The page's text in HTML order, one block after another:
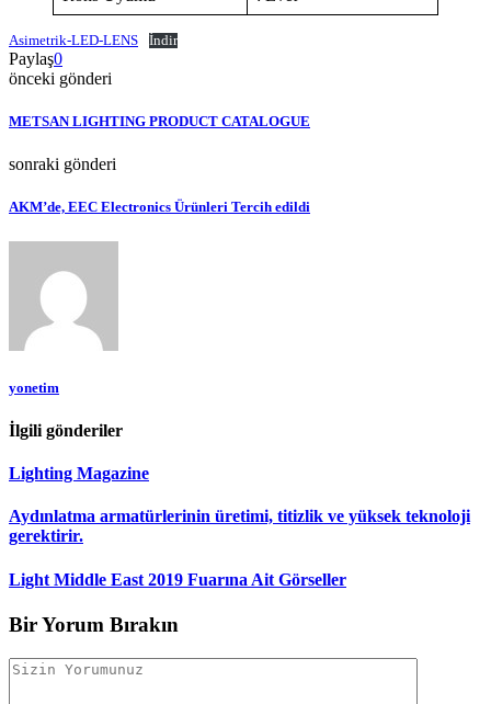
Asimetrik-LED-LENS İndir
Paylaş0
önceki gönderi
METSAN LIGHTING PRODUCT CATALOGUE
sonraki gönderi
AKM’de, EEC Electronics Ürünleri Tercih edildi
yonetim
İlgili gönderiler
Lighting Magazine
Aydınlatma armatürlerinin üretimi, titizlik ve yüksek teknoloji
gerektirir.
Light Middle East 2019 Fuarına Ait Görseller
Bir Yorum Bırakın